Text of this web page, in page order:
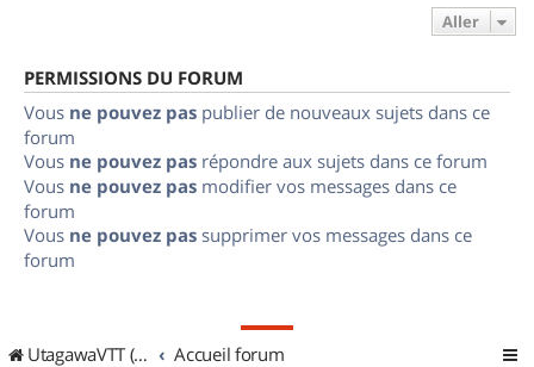
Aller
PERMISSIONS DU FORUM
Vous ne pouvez pas publier de nouveaux sujets dans ce
forum
Vous ne pouvez pas répondre aux sujets dans ce forum
Vous ne pouvez pas modifier vos messages dans ce
forum
Vous ne pouvez pas supprimer vos messages dans ce
forum
UtagawaVTT (Randos VTT et VTTAE avec traces GPS) Accueil forum